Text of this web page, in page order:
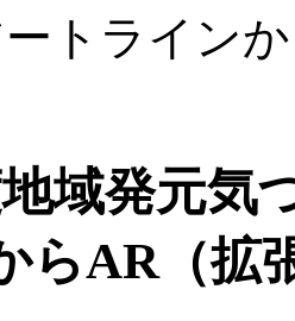
トライン
域発元気
らAR（拡